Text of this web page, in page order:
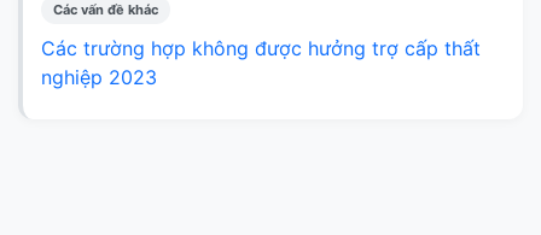
Các vấn đề khác
Các trường hợp không được hưởng trợ cấp thất
nghiệp 2023